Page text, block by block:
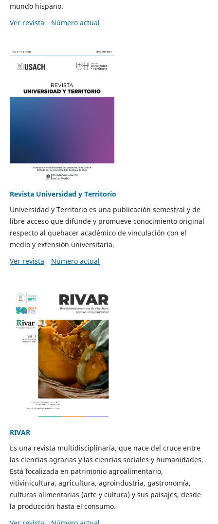
mundo hispano.
Ver revista
Número actual
Revista Universidad y Territorio
Universidad y Territorio es una publicación semestral y de
libre acceso que difunde y promueve conocimiento original
respecto al quehacer académico de vinculación con el
medio y extensión universitaria.
Ver revista
Número actual
RIVAR
Es una revista multidisciplinaria, que nace del cruce entre
las ciencias agrarias y las ciencias sociales y humanidades.
Está focalizada en patrimonio agroalimentario,
vitivinicultura, agricultura, agroindustria, gastronomía,
culturas alimentarias (arte y cultura) y sus paisajes, desde
la producción hasta el consumo.